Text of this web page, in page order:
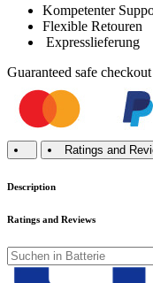
Kompetenter
Flexible Retouren
Expresslieferung
Guaranteed safe checkout
Ratings and
Description
Ratings and Reviews